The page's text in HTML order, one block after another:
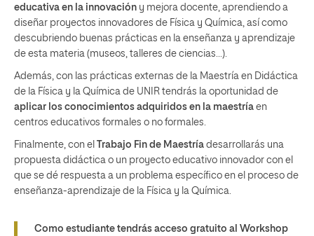
educativa en la innovación y mejora docente, aprendiendo a
diseñar proyectos innovadores de Física y Química, así como
descubriendo buenas prácticas en la enseñanza y aprendizaje
de esta materia (museos, talleres de ciencias...).
Además, con las prácticas externas de la Maestría en Didáctica
de la Física y la Química de UNIR tendrás la oportunidad de
aplicar los conocimientos adquiridos en la maestría en
centros educativos formales o no formales.
Finalmente, con el Trabajo Fin de Maestría desarrollarás una
propuesta didáctica o un proyecto educativo innovador con el
que se dé respuesta a un problema específico en el proceso de
enseñanza-aprendizaje de la Física y la Química.
Como estudiante tendrás acceso gratuito al Workshop